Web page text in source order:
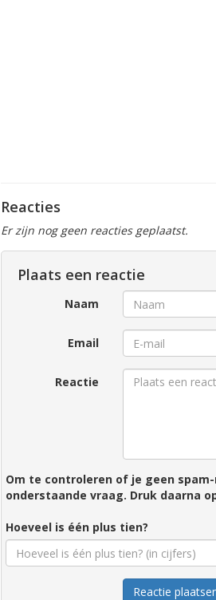
Reacties
Er zijn nog geen reacties geplaatst.
Plaats een reactie
Naam
Email
Reactie
Om te controleren of je geen
onderstaande vraag. Druk daarna
Hoeveel is één plus tien?
Reactie